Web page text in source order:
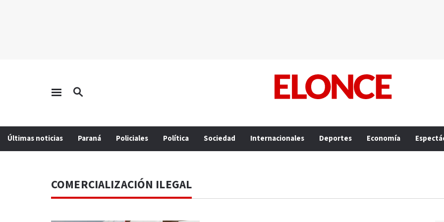
Últimas noticias Paraná Policiales Política Sociedad Internacionales Deportes Economía
COMERCIALIZACIÓN ILEGAL